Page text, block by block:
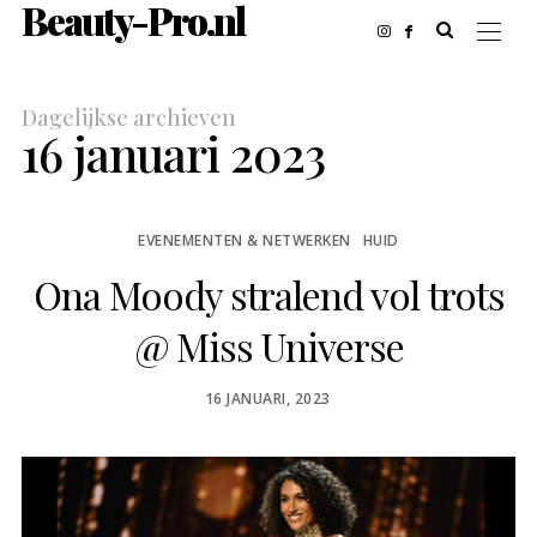
Beauty-Pro.nl
Dagelijkse archieven
16 januari 2023
EVENEMENTEN & NETWERKEN HUID
Ona Moody stralend vol trots
@ Miss Universe
POSTED
16 JANUARI, 2023